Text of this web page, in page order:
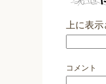
上に表
コメント